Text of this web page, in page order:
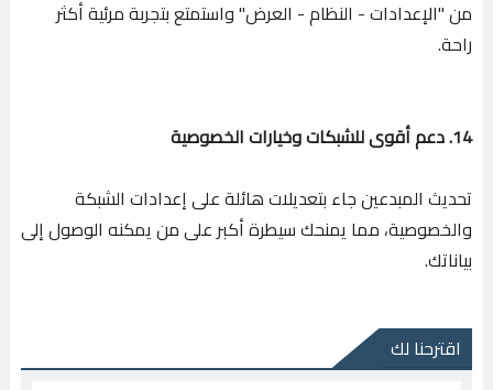
من "الإعدادات - النظام - العرض" واستمتع بتجربة مرئية أكثر
راحة.
14. دعم أقوى للشبكات وخيارات الخصوصية
تحديث المبدعين جاء بتعديلات هائلة على إعدادات الشبكة
والخصوصية، مما يمنحك سيطرة أكبر على من يمكنه الوصول إلى
بياناتك.
اقترحنا لك